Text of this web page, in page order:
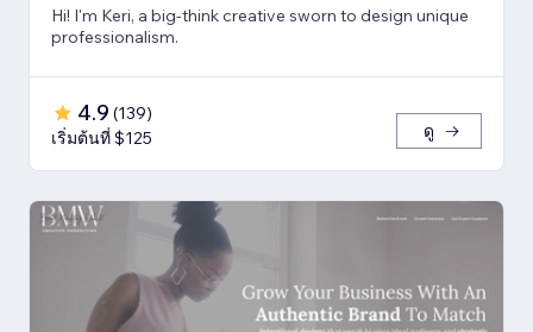
Hi! I'm Keri, a big-think creative sworn to design unique
professionalism.
4.9 (139)
เริ่มต้นที่ $125
ดู